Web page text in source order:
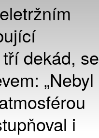
dekád, se
„Nebyl
i